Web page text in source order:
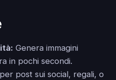
Genera immagini
in pochi secondi.
post sui social, regali, o